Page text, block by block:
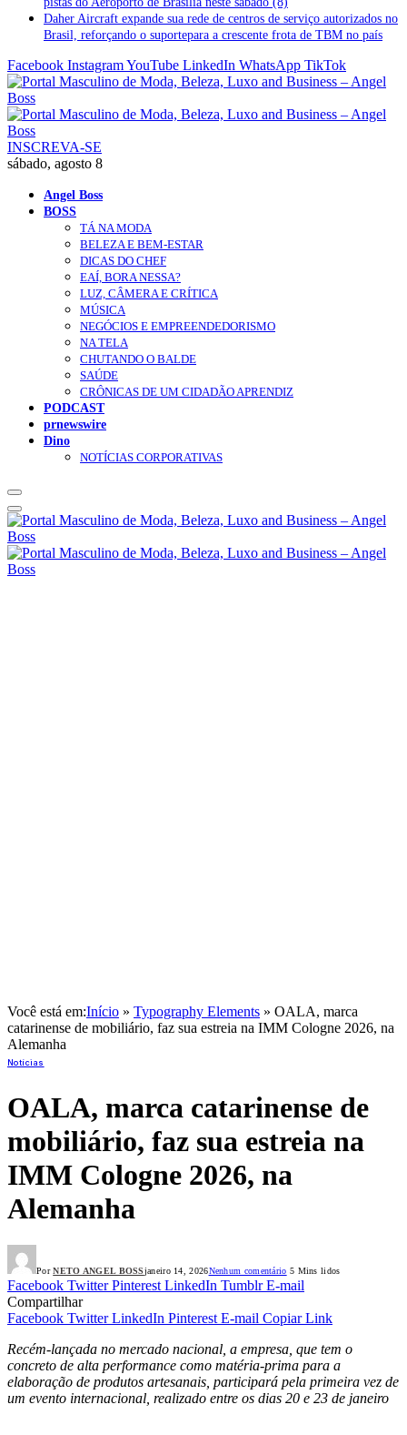
Daher Aircraft expande sua rede de centros de serviço autorizados no
Brasil, reforçando o suportepara a crescente frota de TBM no país
Facebook InstagramYouTube LinkedIn WhatsApp TikTok
INSCREVA-SE
sábado, agosto 8
Angel Boss
BOSS
TÁ NA MODA
BELEZA E BEM-ESTAR
DICAS DO CHEF
EAÍ, BORA NESSA?
LUZ, CÂMERA E CRÍTICA
MÚSICA
NEGÓCIOS E EMPREENDEDORISMO
NA TELA
CHUTANDO O BALDE
SAÚDE
CRÔNICAS DE UM CIDADÃO APRENDIZ
PODCAST
prnewswire
Dino
NOTÍCIAS CORPORATIVAS
Você está em:Início » Typography Elements » OALA, marca
catarinense de mobiliário, faz sua estreia na IMM Cologne 2026, na
Alemanha
Notícias
OALA, marca catarinense de
mobiliário, faz sua estreia na
IMM Cologne 2026, na
Alemanha
Por NETO ANGEL BOSSjaneiro 14, 2026Nenhum comentário 5 Mins lidos
Facebook Twitter Pinterest LinkedIn Tumblr E-mail
Compartilhar
Facebook Twitter LinkedIn Pinterest E-mail Copiar Link
Recém-lançada no mercado nacional, a empresa, que tem o
concreto de alta performance como matéria-prima para a
elaboração de produtos artesanais, participará pela primeira vez de
um evento internacional, realizado entre os dias 20 e 23 de janeiro